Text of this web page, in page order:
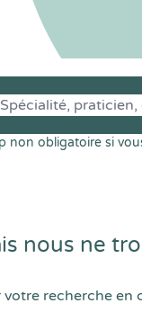
non obligatoire si
nous ne
recherche